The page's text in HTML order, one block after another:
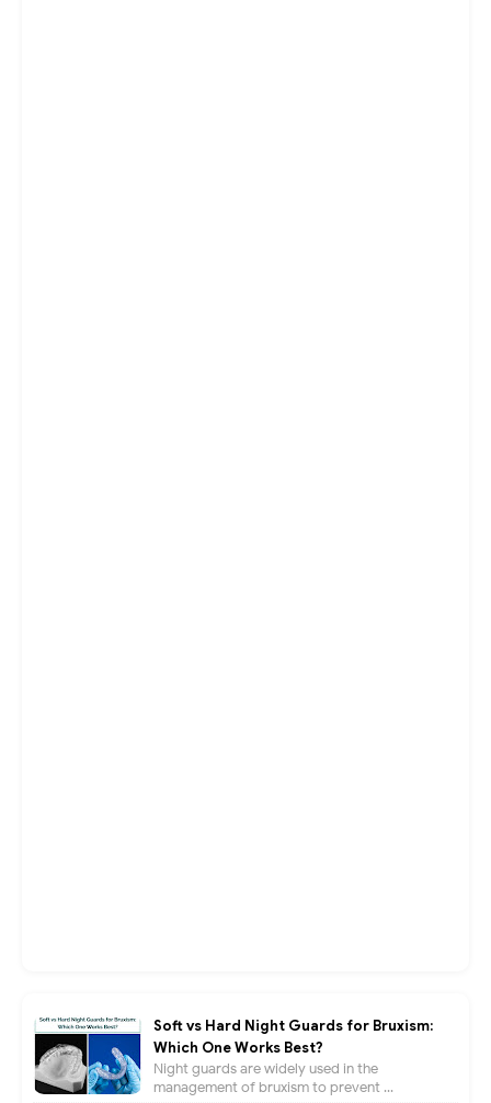
Soft vs Hard Night Guards for Bruxism:
Which One Works Best?
Night guards are widely used in the
management of bruxism to prevent ...